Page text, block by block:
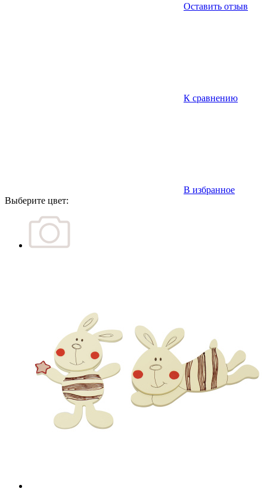
Оставить отзыв
К сравнению
В избранное
Выберите цвет: